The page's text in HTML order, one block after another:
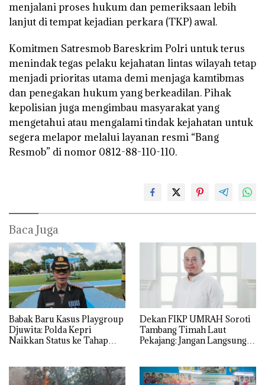
menjalani proses hukum dan pemeriksaan lebih
lanjut di tempat kejadian perkara (TKP) awal.
Komitmen Satresmob Bareskrim Polri untuk terus
menindak tegas pelaku kejahatan lintas wilayah tetap
menjadi prioritas utama demi menjaga kamtibmas
dan penegakan hukum yang berkeadilan. Pihak
kepolisian juga mengimbau masyarakat yang
mengetahui atau mengalami tindak kejahatan untuk
segera melapor melalui layanan resmi “Bang
Resmob” di nomor 0812-88-110-110.
Baca Juga
Babak Baru Kasus Playgroup
Djuwita: Polda Kepri
Naikkan Status ke Tahap
Dekan FIKP UMRAH Soroti
Tambang Timah Laut
Pekajang: Jangan Langsung
Lingkungannya